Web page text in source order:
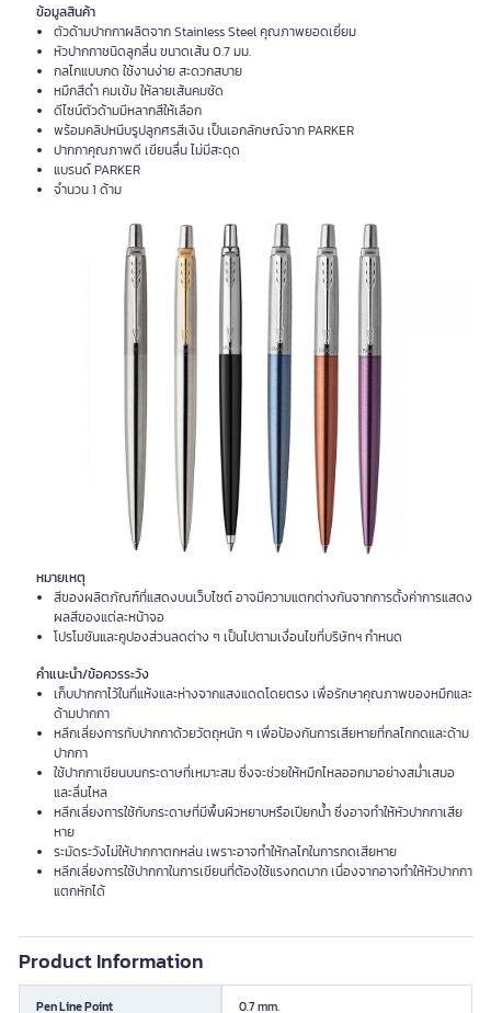
ข้อมูลสินค้า
ตัวด้ามปากกาผลิตจาก Stainless Steel คุณภาพยอดเยี่ยม
หัวปากกาชนิดลูกลื่น ขนาดเส้น 0.7 มม.
กลไกแบบกด ใช้งานง่าย สะดวกสบาย
หมึกสีดำ คมเข้ม ให้ลายเส้นคมชัด
ดีไซน์ตัวด้ามมีหลากสีให้เลือก
พร้อมคลิปหนีบรูปลูกศรสีเงิน เป็นเอกลักษณ์จาก PARKER
ปากกาคุณภาพดี เขียนลื่น ไม่มีสะดุด
แบรนด์ PARKER
จำนวน 1 ด้าม
หมายเหตุ
สีของผลิตภัณฑ์ที่แสดงบนเว็บไซต์ อาจมีความแตกต่างกันจากการตั้งค่าการแสดง
ผลสีของแต่ละหน้าจอ
โปรโมชันและคูปองส่วนลดต่าง ๆ เป็นไปตามเงื่อนไขที่บริษัทฯ กำหนด
คำแนะนำ/ข้อควรระวัง
เก็บปากกาไว้ในที่แห้งและห่างจากแสงแดดโดยตรง เพื่อรักษาคุณภาพของหมึกและ
ด้ามปากกา
หลีกเลี่ยงการทับปากกาด้วยวัตถุหนัก ๆ เพื่อป้องกันการเสียหายที่กลไกกดและด้าม
ปากกา
ใช้ปากกาเขียนบนกระดาษที่เหมาะสม ซึ่งจะช่วยให้หมึกไหลออกมาอย่างสม่ำเสมอ
และลื่นไหล
หลีกเลี่ยงการใช้กับกระดาษที่มีพื้นผิวหยาบหรือเปียกน้ำ ซึ่งอาจทำให้หัวปากกาเสีย
หาย
ระมัดระวังไม่ให้ปากกาตกหล่น เพราะอาจทำให้กลไกในการกดเสียหาย
หลีกเลี่ยงการใช้ปากกาในการเขียนที่ต้องใช้แรงกดมาก เนื่องจากอาจทำให้หัวปากกา
แตกหักได้
Product Information
Pen Line Point 0.7 mm.